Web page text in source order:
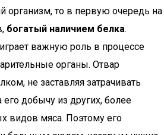
организм, то в первую очередь на
богатый наличием белка.
важную роль в процессе
органы. Отвар
не заставляя затрачивать
добычу из других, более
видов мяса. Поэтому его